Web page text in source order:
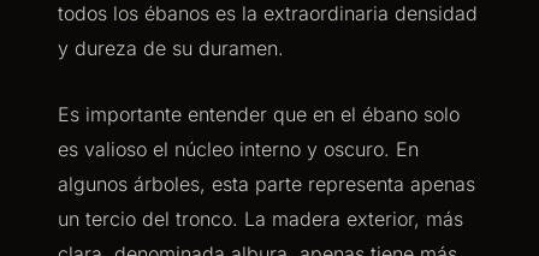
todos los ébanos es la extraordinaria densidad
y dureza de su duramen.
Es importante entender que en el ébano solo
es valioso el núcleo interno y oscuro. En
algunos árboles, esta parte representa apenas
un tercio del tronco. La madera exterior, más